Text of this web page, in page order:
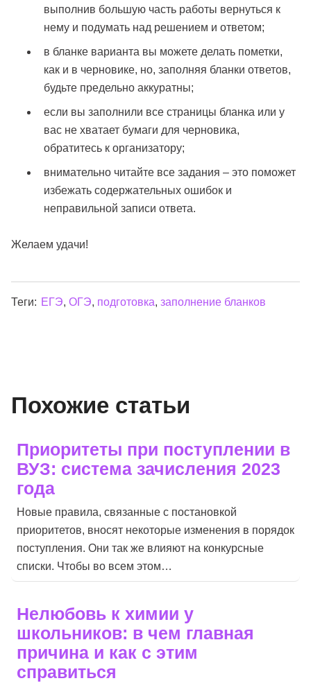
выполнив большую часть работы вернуться к
нему и подумать над решением и ответом;
в бланке варианта вы можете делать пометки,
как и в черновике, но, заполняя бланки ответов,
будьте предельно аккуратны;
если вы заполнили все страницы бланка или у
вас не хватает бумаги для черновика,
обратитесь к организатору;
внимательно читайте все задания – это поможет
избежать содержательных ошибок и
неправильной записи ответа.
Желаем удачи!
Теги: ЕГЭ, ОГЭ, подготовка, заполнение бланков
Похожие статьи
Приоритеты при поступлении в
ВУЗ: система зачисления 2023
года
Новые правила, связанные с постановкой
приоритетов, вносят некоторые изменения в порядок
поступления. Они так же влияют на конкурсные
списки. Чтобы во всем этом…
Нелюбовь к химии у
школьников: в чем главная
причина и как с этим
справиться